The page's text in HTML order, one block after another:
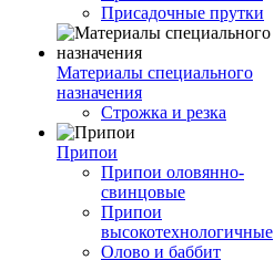
Присадочные прутки
Материалы специального
назначения
Строжка и резка
Припои
Припои оловянно-
свинцовые
Припои
высокотехнологичные
Олово и баббит